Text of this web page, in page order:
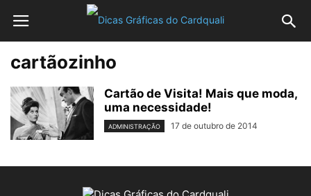
cartãozinho
Cartão de Visita! Mais que moda,
uma necessidade!
ADMINISTRAÇÃO 17 de outubro de 2014